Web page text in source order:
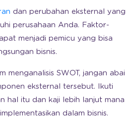
dan perubahan eksternal yang
perusahaan Anda. Faktor-
menjadi pemicu yang bisa
bisnis.
menganalisis SWOT, jangan abai
eksternal tersebut. Ikuti
hal itu dan kaji lebih lanjut mana
dalam bisnis.